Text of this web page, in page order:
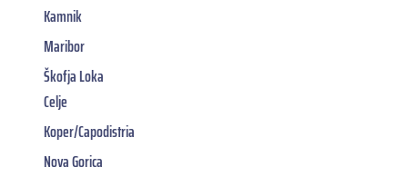
Kamnik
Maribor
Škofja Loka
Celje
Koper/Capodistria
Nova Gorica